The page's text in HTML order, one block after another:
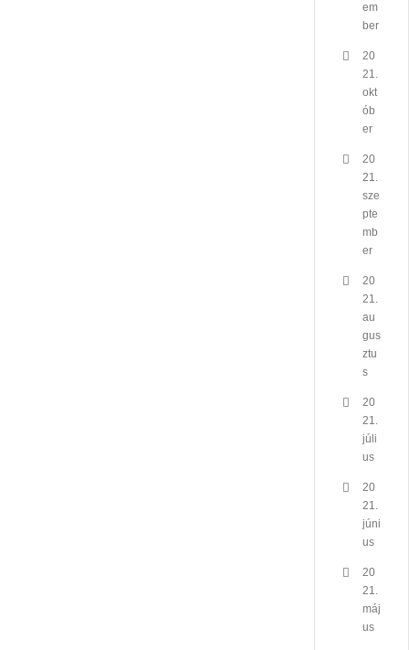
em
ber
20
21.
okt
ób
er
20
21.
sze
pte
mb
er
20
21.
au
gus
ztu
s
20
21.
júli
us
20
21.
júni
us
20
21.
máj
us